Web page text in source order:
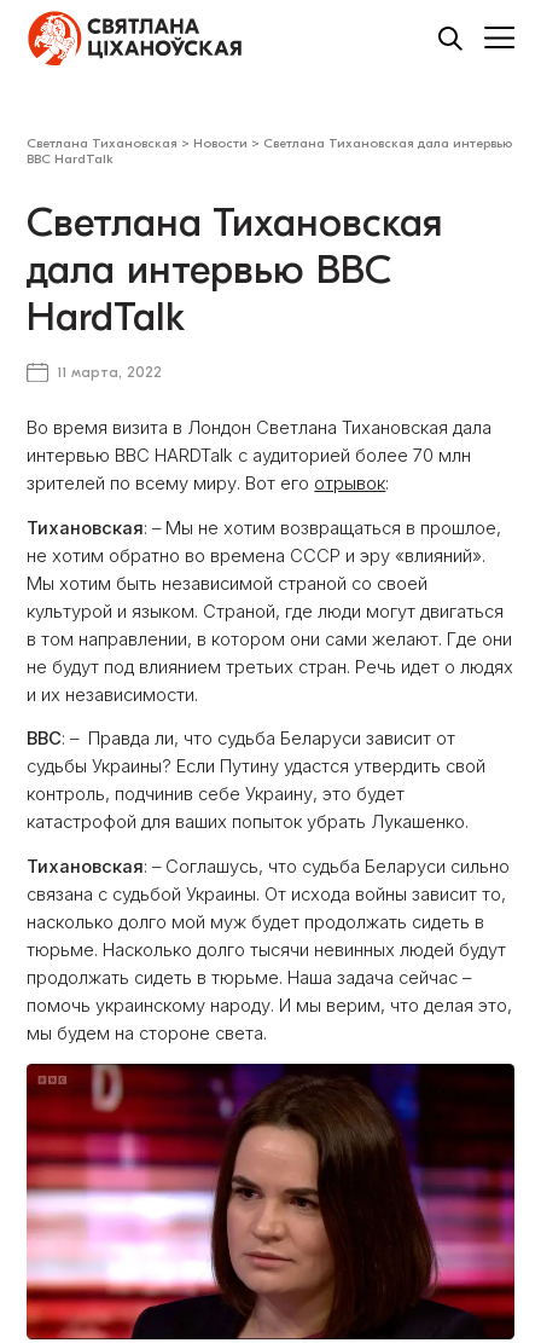
Светлана Тихановская > Новости > Светлана Тихановская дала интервью
BBC HardTalk
Светлана Тихановская
дала интервью BBC
HardTalk
11 марта, 2022
Во время визита в Лондон Светлана Тихановская дала
интервью BBC HARDTalk с аудиторией более 70 млн
зрителей по всему миру. Вот его отрывок:
Тихановская: – Мы не хотим возвращаться в прошлое,
не хотим обратно во времена СССР и эру «влияний».
Мы хотим быть независимой страной со своей
культурой и языком. Страной, где люди могут двигаться
в том направлении, в котором они сами желают. Где они
не будут под влиянием третьих стран. Речь идет о людях
и их независимости.
ВВС: – Правда ли, что судьба Беларуси зависит от
судьбы Украины? Если Путину удастся утвердить свой
контроль, подчинив себе Украину, это будет
катастрофой для ваших попыток убрать Лукашенко.
Тихановская: – Соглашусь, что судьба Беларуси сильно
связана с судьбой Украины. От исхода войны зависит то,
насколько долго мой муж будет продолжать сидеть в
тюрьме. Насколько долго тысячи невинных людей будут
продолжать сидеть в тюрьме. Наша задача сейчас –
помочь украинскому народу. И мы верим, что делая это,
мы будем на стороне света.